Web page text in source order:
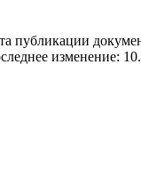
публикации
изменение: